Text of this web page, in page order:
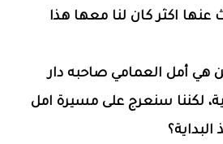
عنها اكثر كان لنا معها هذا
هي أمل العمامي صاحبه دار
لكننا سنعرج على مسيرة امل